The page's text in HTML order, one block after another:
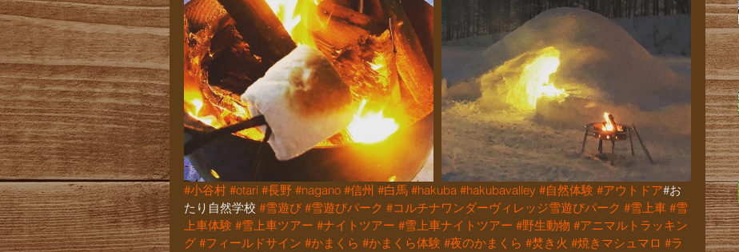
#小谷村 #otari #長野 #nagano #信州 #白馬 #hakuba #hakubavalley #自然体験 #アウトドア#お
たり自然学校 #雪遊び #雪遊びパーク #コルチナワンダーヴィレッジ雪遊びパーク #雪上車 #雪
上車体験 #雪上車ツアー #ナイトツアー #雪上車ナイトツアー #野生動物 #アニマルトラッキン
グ #フィールドサイン #かまくら #かまくら体験 #夜のかまくら #焚き火 #焼きマシュマロ #ラ